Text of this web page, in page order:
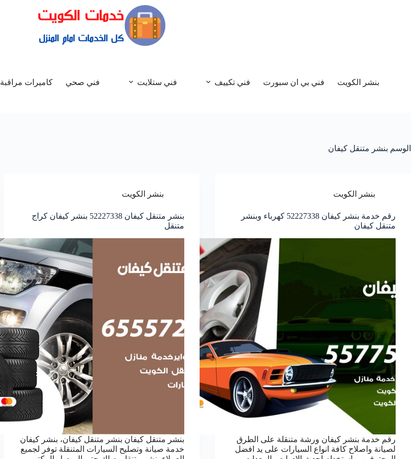
بنشر الكويت فني بي ان سبورت فني تكييف فني ستلايت فني صحي كاميرات مراقبة
الوسم بنشر متنقل كيفان
بنشر الكويت
رقم خدمة بنشر كيفان 52227338 كهرباء وبنشر
متنقل كيفان
رقم خدمة بنشر كيفان ورشة متنقلة على الطرق
لصيانة واصلاح كافة انواع السيارات على يد افضل
بنشر الكويت
بنشر متنقل كيفان 52227338 بنشر كيفان كراج
متنقل
بنشر متنقل كيفان بنشر متنقل كيفان، بنشر كيفان
خدمة صيانة وتصليح السيارات المتنقلة توفر لجميع